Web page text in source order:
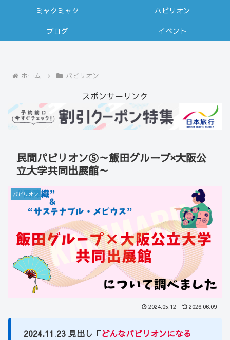
ミャクミャク
パビリオン
ブログ
イベント
ホーム パビリオン
スポンサーリンク
民間パビリオン⑤～飯田グループ×大阪公
立大学共同出展館～
パビリオン
2024.05.12 2026.06.09
2024.11.23 見出し「どんなパビリオンになる